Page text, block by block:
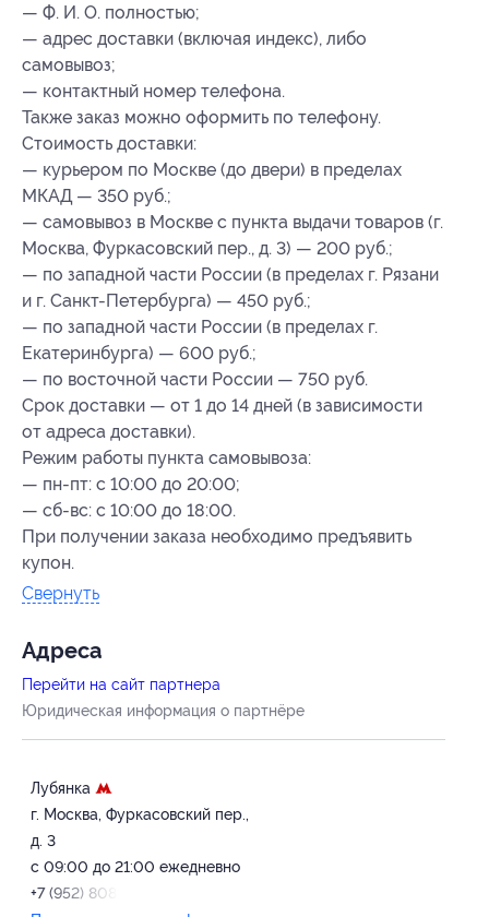
— Ф. И. О. полностью;
— адрес доставки (включая индекс), либо
самовывоз;
— контактный номер телефона.
Также заказ можно оформить по телефону.
Стоимость доставки:
— курьером по Москве (до двери) в пределах
МКАД — 350 руб.;
— самовывоз в Москве с пункта выдачи товаров (г.
Москва, Фуркасовский пер., д. 3) — 200 руб.;
— по западной части России (в пределах г. Рязани
и г. Санкт-Петербурга) — 450 руб.;
— по западной части России (в пределах г.
Екатеринбурга) — 600 руб.;
— по восточной части России — 750 руб.
Срок доставки — от 1 до 14 дней (в зависимости
от адреса доставки).
Режим работы пункта самовывоза:
— пн-пт: с 10:00 до 20:00;
— сб-вс: с 10:00 до 18:00.
При получении заказа необходимо предъявить
купон.
Свернуть
Адресa
Перейти на сайт партнера
Юридическая информация о партнёре
Лубянка
г. Москва, Фуркасовский пер.,
д. 3
с 09:00 до 21:00 ежедневно
+7 (952) 808-26-33